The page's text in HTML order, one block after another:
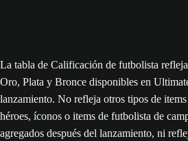
La tabla de Calificación de futbolista
Oro, Plata y Bronce disponibles en
lanzamiento. No refleja otros tipos de
héroes, íconos o items de futbolista de
agregados después del lanzamiento, ni